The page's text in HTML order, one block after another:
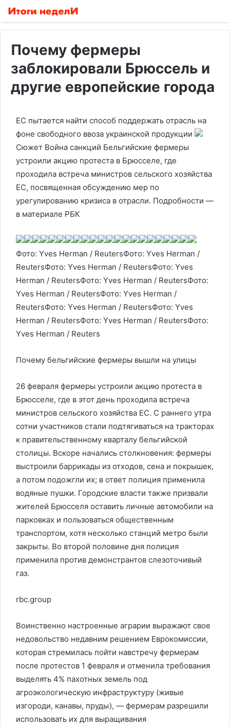
Почему фермеры
заблокировали Брюссель и
другие европейские города
ЕС пытается найти способ поддержать отрасль на
фоне свободного ввоза украинской продукции
Сюжет Война санкций Бельгийские фермеры
устроили акцию протеста в Брюсселе, где
проходила встреча министров сельского хозяйства
ЕС, посвященная обсуждению мер по
урегулированию кризиса в отрасли. Подробности —
в материале РБК
Фото: Yves Herman / ReutersФото: Yves Herman /
ReutersФото: Yves Herman / ReutersФото: Yves
Herman / ReutersФото: Yves Herman / ReutersФото:
Yves Herman / ReutersФото: Yves Herman /
ReutersФото: Yves Herman / ReutersФото: Yves
Herman / ReutersФото: Yves Herman / ReutersФото:
Yves Herman / Reuters
Почему бельгийские фермеры вышли на улицы
26 февраля фермеры устроили акцию протеста в
Брюсселе, где в этот день проходила встреча
министров сельского хозяйства ЕС. C раннего утра
сотни участников стали подтягиваться на тракторах
к правительственному кварталу бельгийской
столицы. Вскоре начались столкновения: фермеры
выстроили баррикады из отходов, сена и покрышек,
а потом подожгли их; в ответ полиция применила
водяные пушки. Городские власти также призвали
жителей Брюсселя оставить личные автомобили на
парковках и пользоваться общественным
транспортом, хотя несколько станций метро были
закрыты. Во второй половине дня полиция
применила против демонстрантов слезоточивый
газ.
rbc.group
Воинственно настроенные аграрии выражают свое
недовольство недавним решением Еврокомиссии,
которая стремилась пойти навстречу фермерам
после протестов 1 февраля и отменила требования
выделять 4% пахотных земель под
агроэкологическую инфраструктуру (живые
изгороди, канавы, пруды), — фермерам разрешили
использовать их для выращивания